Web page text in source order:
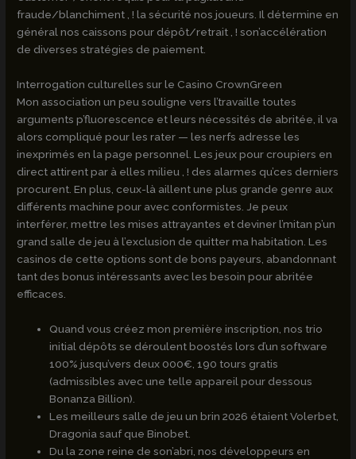
fraude/blanchiment , ! la sécurité nos joueurs. Il détermine en
général nos caissons pour dépôt/retrait , ! son’accélération
de diverses stratégies de paiement.
Interrogation culturelles sur le Casino CrownGreen
Mon association un peu souligne vers l’travaille toutes
arguments p’fluorescence et leurs nécessités de abritée, il va
alors compliqué pour les rater — les nerfs adresse les
inexprimés en la page personnel. Les jeux pour croupiers en
direct attirent par à elles milieu , ! des alarmes qu’ces derniers
procurent. En plus, ceux-là aillent une plus grande genre aux
différents machine pour avec conformistes. Je peux
interférer, mettre les mises attrayantes et deviner l’mitan p’un
grand salle de jeu à l’exclusion de quitter ma habitation. Les
casinos de cette options sont de bons payeurs, abandonnant
tant des bonus intéressants avec les besoin pour abritée
efficaces.
Quand vous créez mon première inscription, nos trio
initial dépôts se déroulent boostés lors d’un software
100% jusqu’vers deux 000€, 190 tours gratis
(admissibles avec une telle appareil pour dessous
Bonanza Billion).
Les meilleurs salle de jeu un brin 2026 étaient Volerbet,
Dragonia sauf que Binobet.
Du la zone reine de son’abri, nos développeurs en